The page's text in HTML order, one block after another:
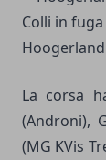
La corsa
(Androni),
(MG KVis